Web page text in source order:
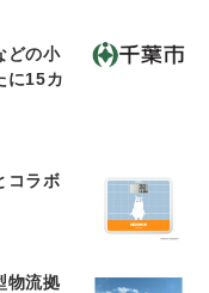
どの小
に15カ
コラボ
物流拠